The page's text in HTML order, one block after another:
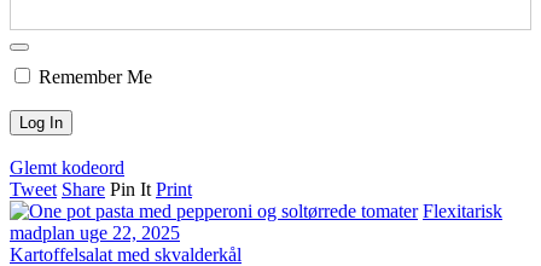
Remember Me
Glemt kodeord
Tweet Share Pin It Print
Flexitarisk
madplan uge 22, 2025
Kartoffelsalat med skvalderkål